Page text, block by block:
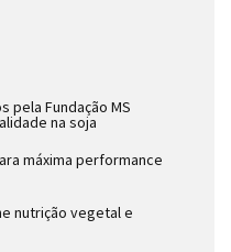
pela Fundação MS
na soja
máxima performance
nutrição vegetal e